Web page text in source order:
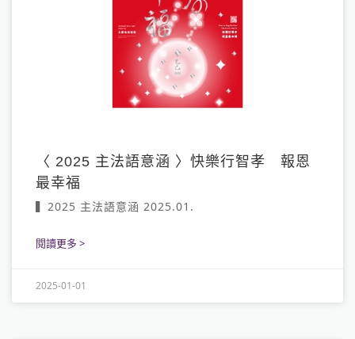
〈 2025 主法語意涵 〉快樂行智孝 報恩
最幸福
▍2025 主法語意涵 2025.01.
閱讀更多 >
2025-01-01